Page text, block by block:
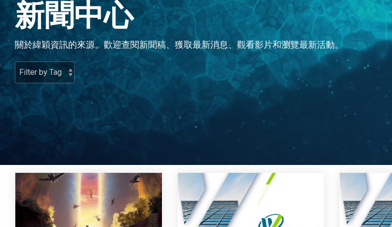
新聞中心
關於緯穎資訊的來源。歡迎查閱新聞稿、獲取最新消息、觀看影片和瀏覽最新活動。